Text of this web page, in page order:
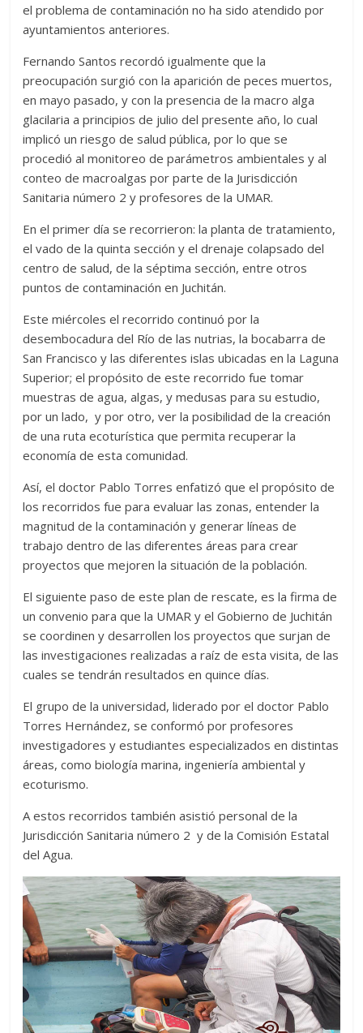
el problema de contaminación no ha sido atendido por
ayuntamientos anteriores.
Fernando Santos recordó igualmente que la
preocupación surgió con la aparición de peces muertos,
en mayo pasado, y con la presencia de la macro alga
glacilaria a principios de julio del presente año, lo cual
implicó un riesgo de salud pública, por lo que se
procedió al monitoreo de parámetros ambientales y al
conteo de macroalgas por parte de la Jurisdicción
Sanitaria número 2 y profesores de la UMAR.
En el primer día se recorrieron: la planta de tratamiento,
el vado de la quinta sección y el drenaje colapsado del
centro de salud, de la séptima sección, entre otros
puntos de contaminación en Juchitán.
Este miércoles el recorrido continuó por la
desembocadura del Río de las nutrias, la bocabarra de
San Francisco y las diferentes islas ubicadas en la Laguna
Superior; el propósito de este recorrido fue tomar
muestras de agua, algas, y medusas para su estudio,
por un lado, y por otro, ver la posibilidad de la creación
de una ruta ecoturística que permita recuperar la
economía de esta comunidad.
Así, el doctor Pablo Torres enfatizó que el propósito de
los recorridos fue para evaluar las zonas, entender la
magnitud de la contaminación y generar líneas de
trabajo dentro de las diferentes áreas para crear
proyectos que mejoren la situación de la población.
El siguiente paso de este plan de rescate, es la firma de
un convenio para que la UMAR y el Gobierno de Juchitán
se coordinen y desarrollen los proyectos que surjan de
las investigaciones realizadas a raíz de esta visita, de las
cuales se tendrán resultados en quince días.
El grupo de la universidad, liderado por el doctor Pablo
Torres Hernández, se conformó por profesores
investigadores y estudiantes especializados en distintas
áreas, como biología marina, ingeniería ambiental y
ecoturismo.
A estos recorridos también asistió personal de la
Jurisdicción Sanitaria número 2 y de la Comisión Estatal
del Agua.